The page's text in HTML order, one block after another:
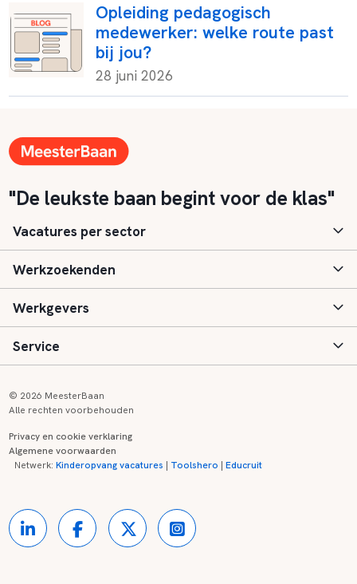
Opleiding pedagogisch
medewerker: welke route past
bij jou?
28 juni 2026
"De leukste baan begint voor de klas"
Vacatures per sector
Basisonderwijs
Speciaal (basis) onderwijs
Voortgezet onderwijs
Kinderopvang
Werkzoekenden
Aanmelden
Vacatures
Zij-instroom informatie
Onderwijsregio's
Werkgevers
Inloggen
Registreren
Contact
Service
Onderwijs links
Partners
© 2026 MeesterBaan
Alle rechten voorbehouden
Privacy en cookie verklaring
Algemene voorwaarden
Netwerk:Kinderopvang vacatures | Toolshero |Educruit